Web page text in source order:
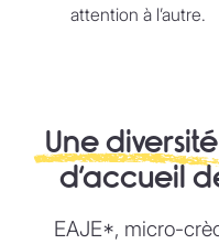
attention à l’autre.
Une diversité
d’accueil
EAJE*, micro-